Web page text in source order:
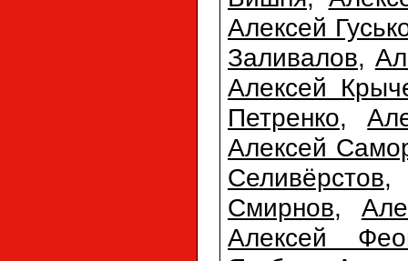
Алексей
Заливалов,
Алексей
Петренко,
Алексей
Селивёрстов
Смирнов,
Алексей